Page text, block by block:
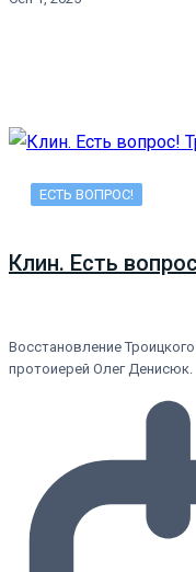
ЕСТЬ ВОПРОС!
Клин. Есть
Восстановление
протоиерей Олег Денисюк.